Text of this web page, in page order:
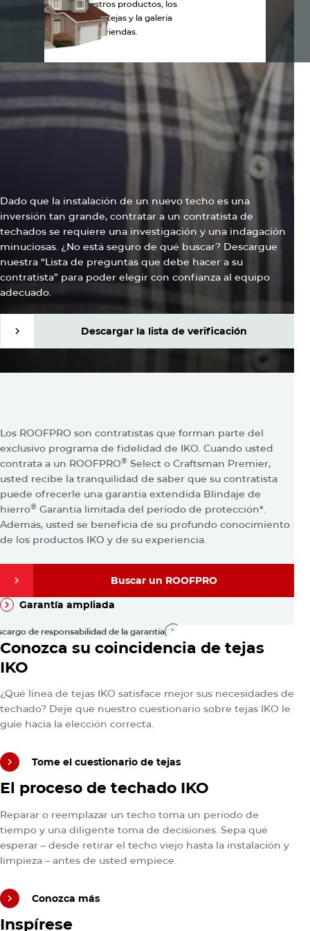
RENDIMIENTO CENTRADO EN LAS PERSONAS
Qué preguntara un
contratista de techados
Dado que la instalación de un nuevo techo es una
inversión tan grande, contratar a un contratista de
techados se requiere una investigación y una indagación
minuciosas. ¿No está seguro de qué buscar? Descargue
nuestra “Lista de preguntas que debe hacer a su
contratista” para poder elegir con confianza al equipo
adecuado.
Descargar la lista de verificación
ROOFPRO?
Los ROOFPRO son contratistas que forman parte del
exclusivo programa de fidelidad de IKO. Cuando usted
contrata a un ROOFPRO® Select o Craftsman Premier,
usted recibe la tranquilidad de saber que su contratista
puede ofrecerle una garantía extendida Blindaje de
hierro® Garantía limitada del período de protección*.
Además, usted se beneficia de su profundo conocimiento
de los productos IKO y de su experiencia.
Buscar un ROOFPRO
Garantía ampliada
de responsabilidad de la garantía
de responsabilidad de la garantía
Conozca su coincidencia de tejas
IKO
¿Qué línea de tejas IKO satisface mejor sus necesidades de
techado? Deje que nuestro cuestionario sobre tejas IKO le
guíe hacia la elección correcta.
Tome el cuestionario de tejas
Tome el cuestionario de tejas
Tome el cuestionario de tejas
El proceso de techado IKO
Reparar o reemplazar un techo toma un período de
tiempo y una diligente toma de decisiones. Sepa qué
esperar – desde retirar el techo viejo hasta la instalación y
limpieza – antes de usted empiece.
Conozca más
Inspírese
Explora nuestros productos, los
colores de las tejas y la galería
de viviendas.